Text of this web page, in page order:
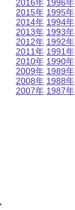
2016年
2015年
2014年
2013年
2012年
2011年
2010年
2009年
2008年
2007年
1996年
1995年
1994年
1993年
1992年
1991年
1990年
1989年
1988年
1987年